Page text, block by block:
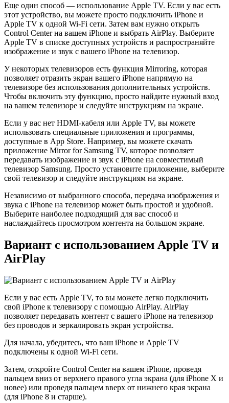
Еще один способ — использование Apple TV. Если у вас есть
этот устройство, вы можете просто подключить iPhone и
Apple TV к одной Wi-Fi сети. Затем вам нужно открыть
Control Center на вашем iPhone и выбрать AirPlay. Выберите
Apple TV в списке доступных устройств и распространяйте
изображение и звук с вашего iPhone на телевизор.
У некоторых телевизоров есть функция Mirroring, которая
позволяет отразить экран вашего iPhone напрямую на
телевизоре без использования дополнительных устройств.
Чтобы включить эту функцию, просто найдите нужный вход
на вашем телевизоре и следуйте инструкциям на экране.
Если у вас нет HDMI-кабеля или Apple TV, вы можете
использовать специальные приложения и программы,
доступные в App Store. Например, вы можете скачать
приложение Mirror for Samsung TV, которое позволяет
передавать изображение и звук с iPhone на совместимый
телевизор Samsung. Просто установите приложение, выберите
свой телевизор и следуйте инструкциям на экране.
Независимо от выбранного способа, передача изображения и
звука с iPhone на телевизор может быть простой и удобной.
Выберите наиболее подходящий для вас способ и
наслаждайтесь просмотром контента на большом экране.
Вариант с использованием Apple TV и
AirPlay
Если у вас есть Apple TV, то вы можете легко подключить
свой iPhone к телевизору с помощью AirPlay. AirPlay
позволяет передавать контент с вашего iPhone на телевизор
без проводов и зеркалировать экран устройства.
Для начала, убедитесь, что ваш iPhone и Apple TV
подключены к одной Wi-Fi сети.
Затем, откройте Control Center на вашем iPhone, проведя
пальцем вниз от верхнего правого угла экрана (для iPhone X и
новее) или проведя пальцем вверх от нижнего края экрана
(для iPhone 8 и старше).